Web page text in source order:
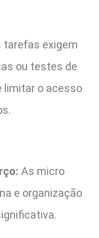
tarefas exigem
ou testes de
limitar o acesso
As micro
e organização